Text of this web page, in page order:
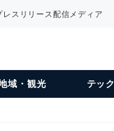
スリリース配信メディア
域・観光 テック